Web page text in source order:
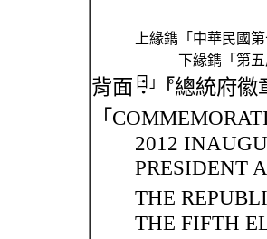
上緣鐫「中華民國
下緣鐫「第五屆
日」。
背面：「總統府徽
「
2012
PRESIDENT
THE
THE FIFTH